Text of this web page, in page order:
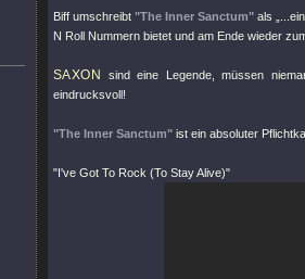
Biff umschreibt"The Inner Sanctum" als
N Roll Nummern bietet und am Ende wieder
SAXON
sind eine Legende, müssen
eindrucksvoll!
"The Inner Sanctum" ist ein absoluter
"I've Got To Rock (To Stay Alive)"